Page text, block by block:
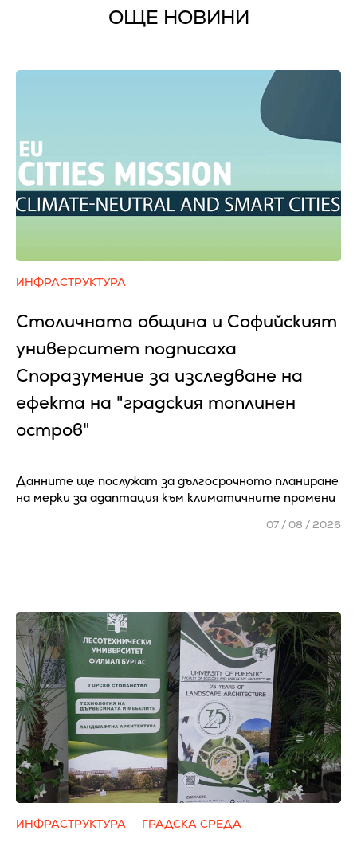
ОЩЕ НОВИНИ
ИНФРАСТРУКТУРА
Столичната община и Софийският
университет подписаха
Споразумение за изследване на
ефекта на "градския топлинен
остров"
Данните ще послужат за дългосрочното планиране
на мерки за адаптация към климатичните промени
07 / 08 / 2026
ИНФРАСТРУКТУРА ГРАДСКА СРЕДА